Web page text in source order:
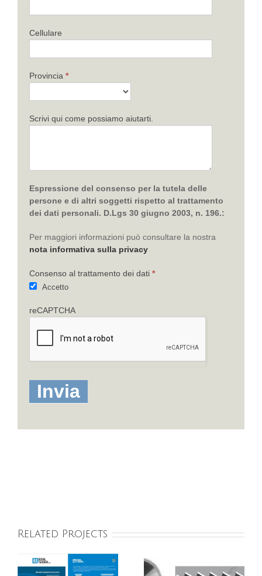
Cellulare
Provincia *
Scrivi qui come possiamo aiutarti.
Espressione del consenso per la tutela delle
persone e di altri soggetti rispetto al trattamento
dei dati personali. D.Lgs 30 giugno 2003, n. 196.:
Per maggiori informazioni può consultare la nostra
nota informativa sulla privacy
Consenso al trattamento dei dati *
Accetto
reCAPTCHA
Related Projects